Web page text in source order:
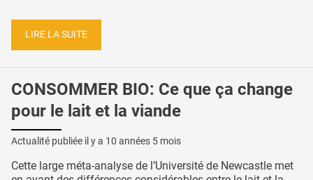
LIRE LA SUITE
CONSOMMER BIO: Ce que ça change
pour le lait et la viande
Actualité publiée il y a 10 années 5 mois
Cette large méta-analyse de l’Université de Newcastle met